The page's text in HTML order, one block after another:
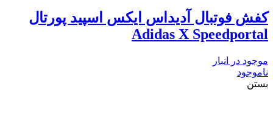
کفش فوتبال آدیداس ایکس اسپید پورتال
Adidas X Speedportal
موجود در انبار
ناموجود
بستن